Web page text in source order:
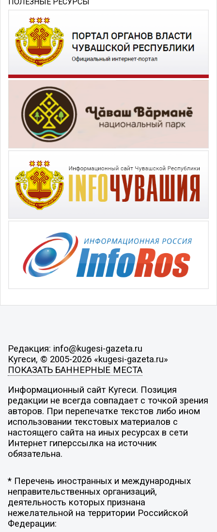
ПОЛЕЗНЫЕ РЕСУРСЫ
Редакция: info@kugesi-gazeta.ru
Кугеси, © 2005-2026 «kugesi-gazeta.ru»
ПОКАЗАТЬ БАННЕРНЫЕ МЕСТА
Информационный сайт Кугеси. Позиция
редакции не всегда совпадает с точкой зрения
авторов. При перепечатке текстов либо ином
использовании текстовых материалов с
настоящего сайта на иных ресурсах в сети
Интернет гиперссылка на источник
обязательна.
* Перечень иностранных и международных
неправительственных организаций,
деятельность которых признана
нежелательной на территории Российской
Федерации: